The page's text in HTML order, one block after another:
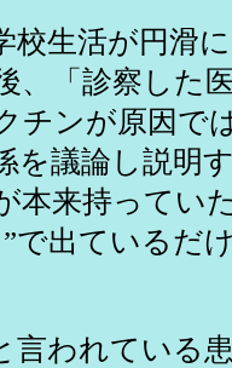
校生活が円滑
、「診察した
チンが原因で
を議論し説明
本来持ってい
で出ているだ
言われている